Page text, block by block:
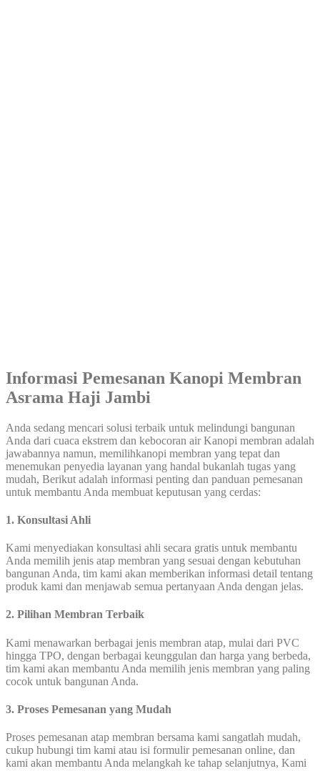
Informasi Pemesanan Kanopi Membran
Asrama Haji Jambi
Anda sedang mencari solusi terbaik untuk melindungi bangunan
Anda dari cuaca ekstrem dan kebocoran air Kanopi membran adalah
jawabannya namun, memilihkanopi membran yang tepat dan
menemukan penyedia layanan yang handal bukanlah tugas yang
mudah, Berikut adalah informasi penting dan panduan pemesanan
untuk membantu Anda membuat keputusan yang cerdas:
1. Konsultasi Ahli
Kami menyediakan konsultasi ahli secara gratis untuk membantu
Anda memilih jenis atap membran yang sesuai dengan kebutuhan
bangunan Anda, tim kami akan memberikan informasi detail tentang
produk kami dan menjawab semua pertanyaan Anda dengan jelas.
2. Pilihan Membran Terbaik
Kami menawarkan berbagai jenis membran atap, mulai dari PVC
hingga TPO, dengan berbagai keunggulan dan harga yang berbeda,
tim kami akan membantu Anda memilih jenis membran yang paling
cocok untuk bangunan Anda.
3. Proses Pemesanan yang Mudah
Proses pemesanan atap membran bersama kami sangatlah mudah,
cukup hubungi tim kami atau isi formulir pemesanan online, dan
kami akan membantu Anda melangkah ke tahap selanjutnya, Kami